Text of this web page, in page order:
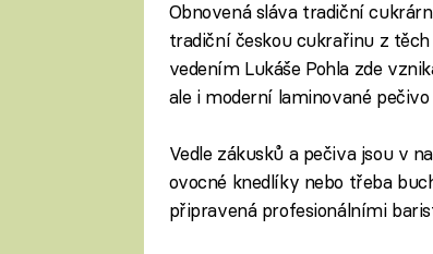
Obnovená sláva tradiční
tradiční českou cukrařinu z
vedením Lukáše Pohla zde
ale i moderní laminované
Vedle zákusků a pečiva jsou v
ovocné knedlíky nebo třeba
připravená profesionálními